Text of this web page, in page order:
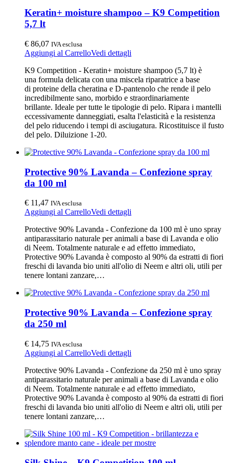
Keratin+ moisture shampoo – K9 Competition
5,7 lt
€ 86,07 IVA esclusa
Aggiungi al CarrelloVedi dettagli
K9 Competition - Keratin+ moisture shampoo (5,7 lt) è
una formula delicata con una miscela riparatrice a base
di proteine della cheratina e D-pantenolo che rende il pelo
incredibilmente sano, morbido e straordinariamente
brillante. Ideale per tutte le tipologie di pelo. Ripara i mantelli
eccessivamente danneggiati, esalta l'elasticità e la resistenza
del pelo riducendo i tempi di asciugatura. Ricostituisce il fusto
del pelo. Diluizione 1-20.
Protective 90% Lavanda – Confezione spray
da 100 ml
€ 11,47 IVA esclusa
Aggiungi al CarrelloVedi dettagli
Protective 90% Lavanda - Confezione da 100 ml è uno spray
antiparassitario naturale per animali a base di Lavanda e olio
di Neem. Totalmente naturale e ad effetto immediato,
Protective 90% Lavanda è composto al 90% da estratti di fiori
freschi di lavanda bio uniti all'olio di Neem e altri oli, utili per
tenere lontani zanzare,…
Protective 90% Lavanda – Confezione spray
da 250 ml
€ 14,75 IVA esclusa
Aggiungi al CarrelloVedi dettagli
Protective 90% Lavanda - Confezione da 250 ml è uno spray
antiparassitario naturale per animali a base di Lavanda e olio
di Neem. Totalmente naturale e ad effetto immediato,
Protective 90% Lavanda è composto al 90% da estratti di fiori
freschi di lavanda bio uniti all'olio di Neem e altri oli, utili per
tenere lontani zanzare,…